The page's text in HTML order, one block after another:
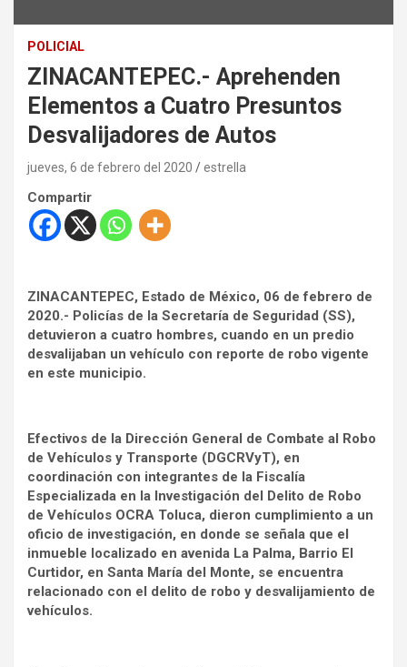
POLICIAL
ZINACANTEPEC.- Aprehenden
Elementos a Cuatro Presuntos
Desvalijadores de Autos
jueves, 6 de febrero del 2020 estrella
Compartir
ZINACANTEPEC, Estado de México, 06 de febrero de
2020.- Policías de la Secretaría de Seguridad (SS),
detuvieron a cuatro hombres, cuando en un predio
desvalijaban un vehículo con reporte de robo vigente
en este municipio.
Efectivos de la Dirección General de Combate al Robo
de Vehículos y Transporte (DGCRVyT), en
coordinación con integrantes de la Fiscalía
Especializada en la Investigación del Delito de Robo
de Vehículos OCRA Toluca, dieron cumplimiento a un
oficio de investigación, en donde se señala que el
inmueble localizado en avenida La Palma, Barrio El
Curtidor, en Santa María del Monte, se encuentra
relacionado con el delito de robo y desvalijamiento de
vehículos.